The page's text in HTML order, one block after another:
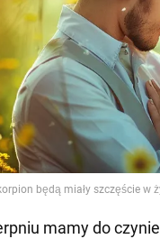
będą miały szczęście w
mamy do